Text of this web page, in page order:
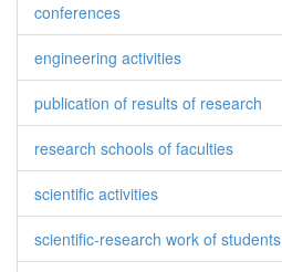
conferences
engineering activities
publication of results of research
research schools of faculties
scientific activities
scientific-research work of students